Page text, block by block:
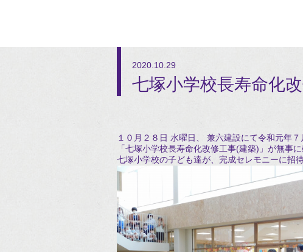
2020.10.29
七塚小学校長寿命化
１０月２８日 水曜日、 兼六建設にて令和元年
「七塚小学校長寿命化改修工事(建築)」が無事
七塚小学校の子ども達が、完成セレモニーに招